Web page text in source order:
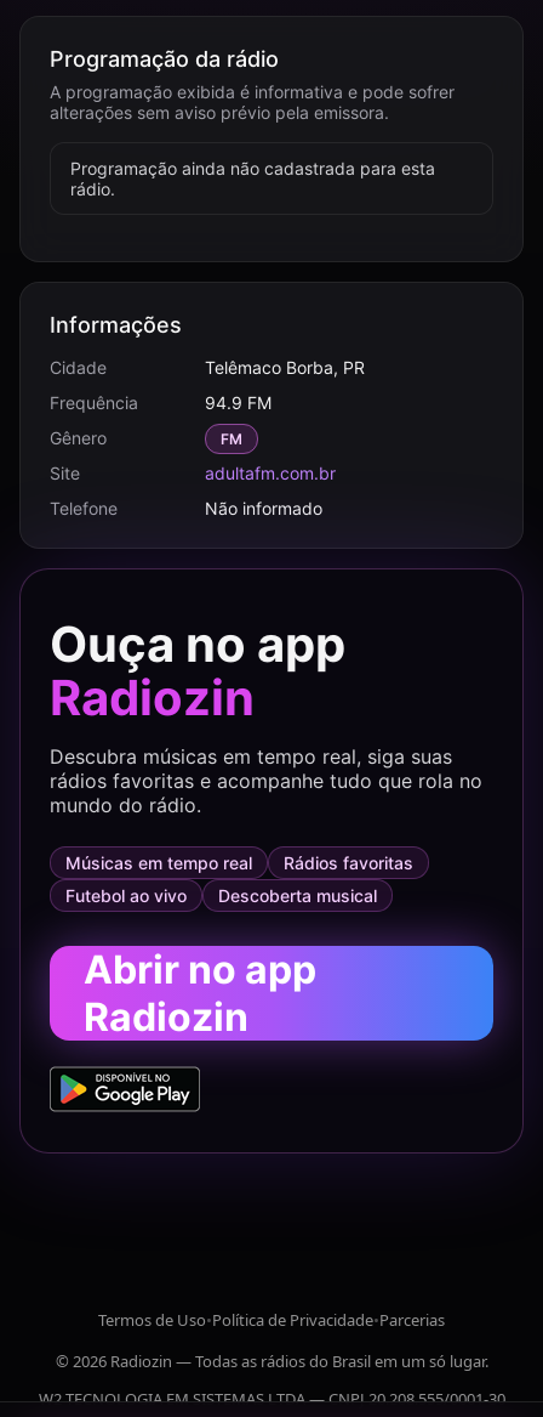
Programação da rádio
A programação exibida é informativa e pode sofrer
alterações sem aviso prévio pela emissora.
Programação ainda não cadastrada para esta
rádio.
Informações
Cidade
Telêmaco Borba, PR
Frequência
94.9 FM
Gênero
FM
Site
adultafm.com.br
Telefone
Não informado
Ouça no app
Radiozin
Descubra músicas em tempo real, siga suas
rádios favoritas e acompanhe tudo que rola no
mundo do rádio.
Músicas em tempo real
Rádios favoritas
Futebol ao vivo
Descoberta musical
Abrir no app
Radiozin
Termos de Uso•Política de Privacidade•Parcerias
© 2026 Radiozin — Todas as rádios do Brasil em um só lugar.
W2 TECNOLOGIA EM SISTEMAS LTDA — CNPJ 20.208.555/0001-30